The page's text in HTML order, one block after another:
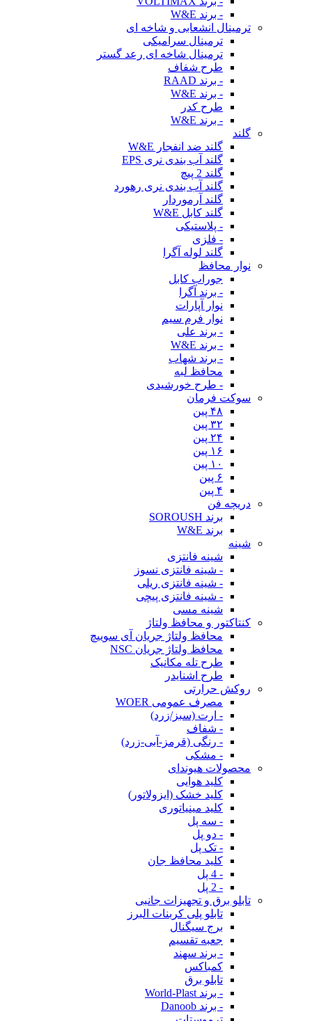
- برند W&E
ترمینال انشعابی و شاخه ای
ترمینال سرامیکی
ترمینال شاخه ای رعد گستر
طرح شفاف
- برند RAAD
- برند W&E
طرح کدر
- برند W&E
گلند
گلند ضد انفجار W&E
گلند آب بندی نری EPS
گلند 2 پیچ
گلند آب بندی نری رهورد
گلند آرموردار
گلند کابل W&E
- پلاستیکی
- فلزی
گلند لوله آگرا
نوار محافظ
جوراب کابل
- برند آگرا
نوار آپارات
نوار فرم سیم
- برند علی
- برند W&E
- برند شهاب
محافظ لبه
- طرح خورشیدی
سوکت فرمان
۴۸ پین
۳۲ پین
۲۴ پین
۱۶ پین
۱۰ پین
۶ پین
۴ پین
دریچه فن
برند SOROUSH
برند W&E
شینه
شینه فانتزی
- شینه فانتزی نسوز
- شینه فانتزی ریلی
- شینه فانتزی پیچی
شینه مسی
کنتاکتور و محافظ ولتاژ
محافظ ولتاژ جریان آی سوییچ
محافظ ولتاژ جریان NSC
طرح تله مکانیک
طرح اشنایدر
روکش حرارتی
مصرف عمومی WOER
- ارت (سبز/زرد)
- شفاف
- رنگی (قرمز-آبی-زرد)
- مشکی
محصولات هیوندای
کلید هوایی
کلید خشک (ایزولاتور)
کلید مینیاتوری
- سه پل
- دو پل
- تک پل
کلید محافظ جان
- 4 پل
- 2 پل
تابلو برق و تجهیزات جانبی
تابلو پلی کربنات البرز
برج سیگنال
جعبه تقسیم
- برند سهند
کمباکس
تابلو برق
- برند World-Plast
- برند Danoob